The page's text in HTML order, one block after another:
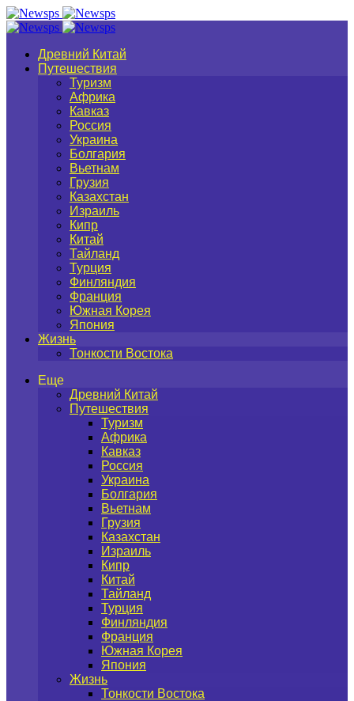
Древний Китай
Путешествия
Туризм
Африка
Кавказ
Россия
Украина
Болгария
Вьетнам
Грузия
Казахстан
Израиль
Кипр
Китай
Тайланд
Турция
Финляндия
Франция
Южная Корея
Япония
Жизнь
Тонкости Востока
Еще
Древний Китай
Путешествия
Туризм
Африка
Кавказ
Россия
Украина
Болгария
Вьетнам
Грузия
Казахстан
Израиль
Кипр
Китай
Тайланд
Турция
Финляндия
Франция
Южная Корея
Япония
Жизнь
Тонкости Востока